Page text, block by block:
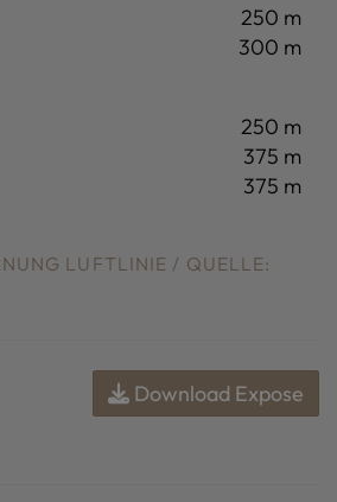
250 m
300 m
250 m
375 m
375 m
LUFTLINIE / QUELLE:
Download Expose